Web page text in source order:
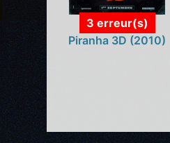
3 erreur(s)
Piranha 3D (2010)